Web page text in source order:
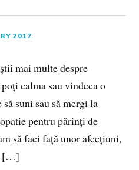
2017
mai multe despre
calma sau vindeca o
suni sau să mergi la
pentru părinți de
să faci față unor afecțiuni,
[…]